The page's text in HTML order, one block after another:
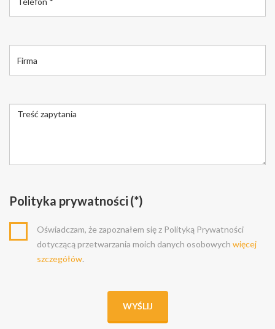
Polityka prywatności (*)
Oświadczam, że zapoznałem się z Polityką Prywatności
dotyczącą przetwarzania moich danych osobowych więcej
szczegółów.
WYŚLIJ